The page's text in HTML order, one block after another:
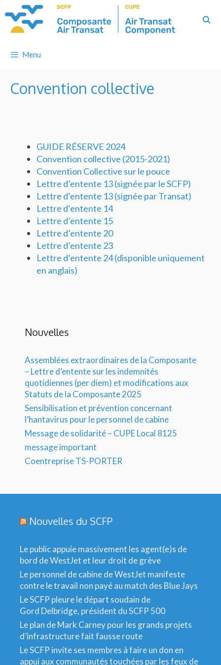
to
content
Menu
Convention collective
GUIDE RÉSERVE 2024
Convention collective (2015-2021)
Convention Collective sur le pouce
Lettre d’entente 13 (signée par le SCFP)
Lettre d’entente 13 (signée par Transat)
Lettre d’entente 14
Lettre d’entente 15
Lettre d’entente 20
Lettre d’entente 23
Lettre d’entente 24 (disponible uniquement
en anglais)
Nouvelles
Assemblées extraordinaires de la Composante
– Lettre d’entente sur les indemnités
quotidiennes (per diem) et modifications aux
Statuts de la Composante 2025
Sensibilisation et prévention concernant
l’hantavirus pour le personnel de cabine
Message de solidarité – CUPE Local 8125
message important
Coentreprise TS-PORTER
Nouvelles du SCFP
Le public appuie massivement les agent(e)s de
bord de WestJet et leur droit de grève
Le personnel de cabine de WestJet manifeste
contre le travail non payé au match des Blue Jays
Le SCFP pleure le départ soudain de
Gord Delbridge, président du SCFP 500
Le plan de Mark Carney pour les grands projets
d’infrastructure fait fausse route
Le SCFP invite ses membres à faire un don en
appui aux communautés touchées par les feux de